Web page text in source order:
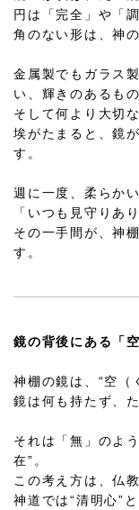
円は「完全」や「
角のない形は、神
金属製でもガラス
い、輝きのあるも
そして何より大切
埃がたまると、鏡
す。
週に一度、柔らか
「いつも見守り
その一手間が、神
す。
鏡の背後にある「
神棚の鏡は、“空（
鏡は何も持たず、た
それは「無」のよ
在”。
この考え方は、仏
神道では“清明心”